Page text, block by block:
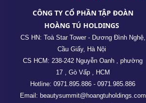
CÔNG TY CỔ PHẦN TẬP ĐOÀN
HOÀNG TÚ HOLDINGS
CS HN: Toà Star Tower - Dương Đình Nghệ,
Cầu Giấy, Hà Nội
CS HCM: 238-242 Nguyễn Oanh , phường
17 , Gò Vấp , HCM
Hotline: 0971.895.886 - 0971.985.886
Email: beautysummit@hoangtuholdings.com